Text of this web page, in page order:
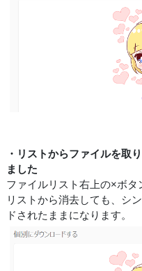
・リストからファイルを取
ました
ファイルリスト右上の×ボタ
リストから消去しても、シ
ドされたままになります。